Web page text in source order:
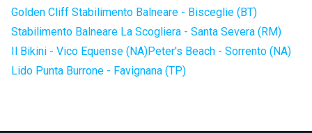
Golden Cliff Stabilimento Balneare - Bisceglie (BT)
Stabilimento Balneare La Scogliera - Santa Severa (RM)
Il Bikini - Vico Equense (NA)Peter's Beach - Sorrento (NA)
Lido Punta Burrone - Favignana (TP)